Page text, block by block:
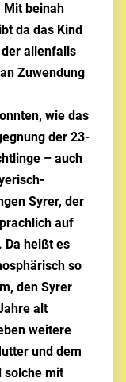
Mit beinah
da das Kind
allenfalls
Zuwendung
wie das
der 23-
– auch
Syrer, der
auf
Da heißt es
so
den Syrer
alt
weitere
und dem
solche mit